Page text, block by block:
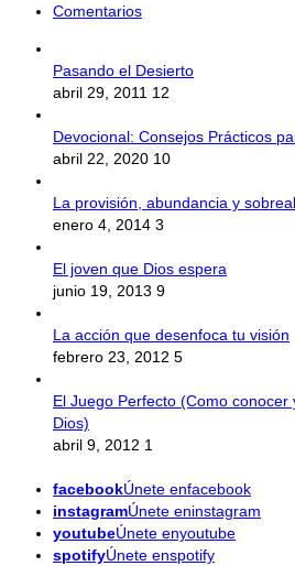
Comentarios
Pasando el Desierto
abril 29, 2011 12
Devocional: Consejos Prácticos
abril 22, 2020 10
La provisión, abundancia y
enero 4, 2014 3
El joven que Dios espera
junio 19, 2013 9
La acción que desenfoca tu visión
febrero 23, 2012 5
El Juego Perfecto (Como
Dios)
abril 9, 2012 1
facebookÚnete enfacebook
instagramÚnete eninstagram
youtubeÚnete enyoutube
spotifyÚnete enspotify